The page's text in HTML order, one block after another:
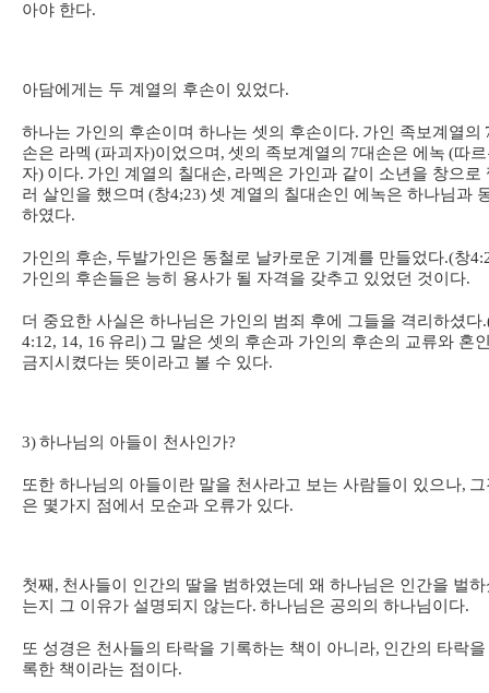
아야 한다.
아담에게는 두 계열의 후손이 있었다.
하나는 가인의 후손이며 하나는 셋의 후손이다. 가인 족보계열의
손은 라멕 (파괴자)이었으며 , 셋의 족보계열의 7대손은 에녹 (따
자) 이다. 가인 계열의 칠대손, 라멕은 가인과 같이 소년을 창으로
러 살인을 했으며 (창4;23)셋 계열의 칠대손인 에녹은 하나님과
하였다.
가인의 후손, 두발가인은 동철로 날카로운 기계를 만들었다.(창
가인의 후손들은 능히 용사가 될 자격을 갖추고 있었던 것이다.
더 중요한 사실은 하나님은 가인의 범죄 후에 그들을 격리하셨다
4:12, 14, 16 유리 ) 그 말은 셋의 후손과 가인의 후손의 교류와 혼
금지시켰다는 뜻이라고 볼 수 있다.
3)하나님의 아들이 천사인가?
또한 하나님의 아들이란 말을 천사라고 보는 사람들이 있으나,
은 몇가지 점에서 모순과 오류가 있다.
첫째 , 천사들이 인간의 딸을 범하였는데 왜 하나님은 인간을 벌하
는지 그 이유가 설명되지 않는다. 하나님은 공의의 하나님이다.
또 성경은 천사들의 타락을 기록하는 책이 아니라, 인간의 타락을
록한 책이라는 점이다.